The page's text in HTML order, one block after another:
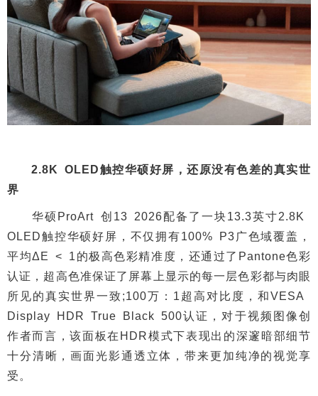
2.8K OLED触控华硕好屏，还原没有色差的真实世
界
华硕ProArt 创13 2026配备了一块13.3英寸2.8K
OLED触控华硕好屏，不仅拥有100% P3广色域覆盖，
平均ΔE < 1的极高色彩精准度，还通过了Pantone色彩
认证，超高色准保证了屏幕上显示的每一层色彩都与肉眼
所见的真实世界一致;100万：1超高对比度，和VESA
Display HDR True Black 500认证，对于视频图像创
作者而言，该面板在HDR模式下表现出的深邃暗部细节
十分清晰，画面光影通透立体，带来更加纯净的视觉享
受。